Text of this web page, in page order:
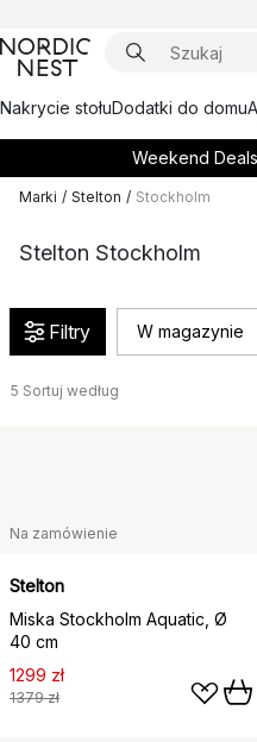
Nakrycie stołuDodatki do domu
Weekend
Marki / Stelton / Stockholm
Stelton Stockholm
Filtry W magazynie
5 Sortuj według
Na zamówienie
Stelton
Miska Stockholm Aquatic, Ø
40 cm
1299 zł
1379 zł